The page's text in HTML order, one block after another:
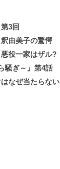
3回
釈由美子の驚愕
悪役一家はザル?
騒ぎ～』第4話
なぜ当たらない